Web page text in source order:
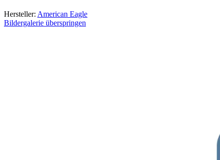
Hersteller: American Eagle
Bildergalerie überspringen